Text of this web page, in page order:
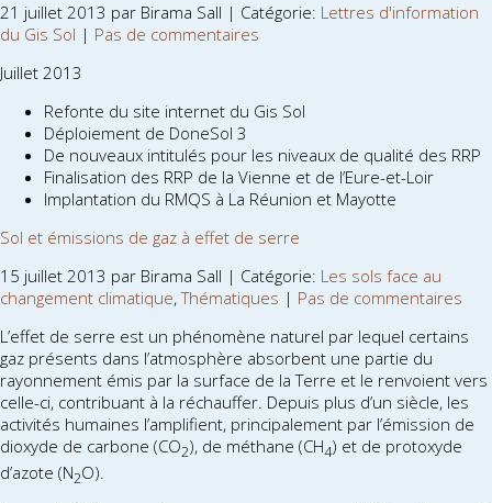
21 juillet 2013 par Birama Sall | Catégorie: Lettres d'information
du Gis Sol | Pas de commentaires
Juillet 2013
Refonte du site internet du Gis Sol
Déploiement de DoneSol 3
De nouveaux intitulés pour les niveaux de qualité des RRP
Finalisation des RRP de la Vienne et de l’Eure-et-Loir
Implantation du RMQS à La Réunion et Mayotte
Sol et émissions de gaz à effet de serre
15 juillet 2013 par Birama Sall | Catégorie: Les sols face au
changement climatique,Thématiques | Pas de commentaires
L’effet de serre est un phénomène naturel par lequel certains
gaz présents dans l’atmosphère absorbent une partie du
rayonnement émis par la surface de la Terre et le renvoient vers
celle-ci, contribuant à la réchauffer. Depuis plus d’un siècle, les
activités humaines l’amplifient, principalement par l’émission de
dioxyde de carbone (CO2), de méthane (CH4) et de protoxyde
d’azote (N2O).